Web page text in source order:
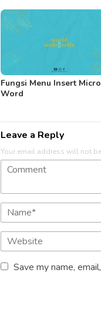
Fungsi Menu Insert
Word
Leave a Reply
Your email address will not
Save my name,